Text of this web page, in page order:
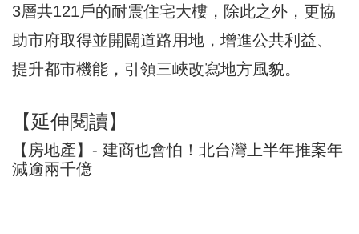
3層共121戶的耐震住宅大樓，除此之外，更協
助市府取得並開闢道路用地，增進公共利益、
提升都市機能，引領三峽改寫地方風貌。
【延伸閱讀】
【房地產】- 建商也會怕！北台灣上半年推案年
減逾兩千億